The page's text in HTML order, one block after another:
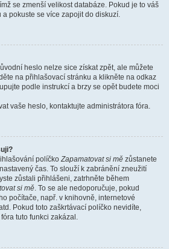
se zmenší velikost databáze. Pokud je to váš
pokuste se více zapojit do diskuzí.
heslo nelze sice získat zpět, ale můžete
na přihlašovací stránku a klikněte na odkaz
podle instrukcí a brzy se opět budete moci
vaše heslo, kontaktujte administrátora fóra.
políčkoZapamatovat si mě zůstanete
čas. To slouží k zabránění zneužití
zůstali přihlášeni, zatrhněte během
si mě. To se ale nedoporučuje, pokud
počítače, např. v knihovně, internetové
Pokud toto zaškrtávací políčko nevidíte,
tuto funkci zakázal.